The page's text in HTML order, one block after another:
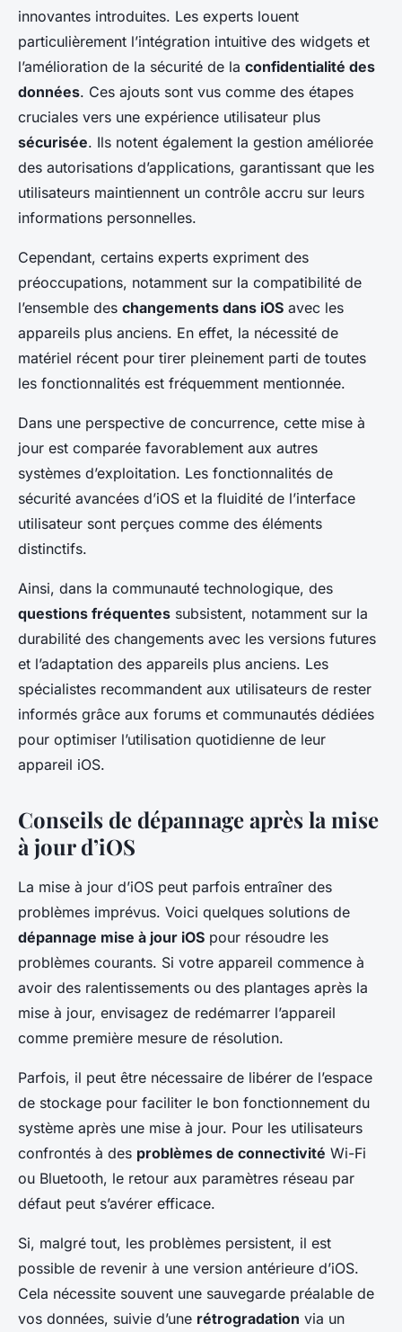
innovantes introduites. Les experts louent
particulièrement l’intégration intuitive des widgets et
l’amélioration de la sécurité de la confidentialité des
données. Ces ajouts sont vus comme des étapes
cruciales vers une expérience utilisateur plus
sécurisée. Ils notent également la gestion améliorée
des autorisations d’applications, garantissant que les
utilisateurs maintiennent un contrôle accru sur leurs
informations personnelles.
Cependant, certains experts expriment des
préoccupations, notamment sur la compatibilité de
l’ensemble des changements dans iOS avec les
appareils plus anciens. En effet, la nécessité de
matériel récent pour tirer pleinement parti de toutes
les fonctionnalités est fréquemment mentionnée.
Dans une perspective de concurrence, cette mise à
jour est comparée favorablement aux autres
systèmes d’exploitation. Les fonctionnalités de
sécurité avancées d’iOS et la fluidité de l’interface
utilisateur sont perçues comme des éléments
distinctifs.
Ainsi, dans la communauté technologique, des
questions fréquentes subsistent, notamment sur la
durabilité des changements avec les versions futures
et l’adaptation des appareils plus anciens. Les
spécialistes recommandent aux utilisateurs de rester
informés grâce aux forums et communautés dédiées
pour optimiser l’utilisation quotidienne de leur
appareil iOS.
Conseils de dépannage après la mise
à jour d’iOS
La mise à jour d’iOS peut parfois entraîner des
problèmes imprévus. Voici quelques solutions de
dépannage mise à jour iOS pour résoudre les
problèmes courants. Si votre appareil commence à
avoir des ralentissements ou des plantages après la
mise à jour, envisagez de redémarrer l’appareil
comme première mesure de résolution.
Parfois, il peut être nécessaire de libérer de l’espace
de stockage pour faciliter le bon fonctionnement du
système après une mise à jour. Pour les utilisateurs
confrontés à des problèmes de connectivité Wi-Fi
ou Bluetooth, le retour aux paramètres réseau par
défaut peut s’avérer efficace.
Si, malgré tout, les problèmes persistent, il est
possible de revenir à une version antérieure d’iOS.
Cela nécessite souvent une sauvegarde préalable de
vos données, suivie d’une rétrogradation via un